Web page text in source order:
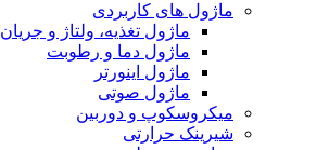
ماژول های کاربردی
ماژول تغذیه، ولتاژ و جریان
ماژول دما و رطوبت
ماژول اینورتر
ماژول صوتی
میکروسکوپ و دوربین
شیرینک حرارتی